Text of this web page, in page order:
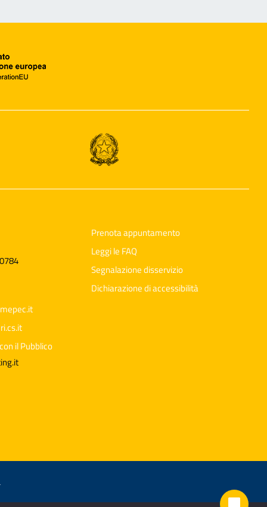
il Pubblico
Prenota appuntamento
Leggi le FAQ
Segnalazione disservizio
Dichiarazione di accessibilità